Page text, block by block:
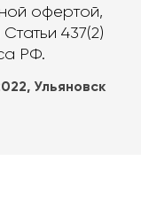
офертой,
437(2)
РФ.
Ульяновск